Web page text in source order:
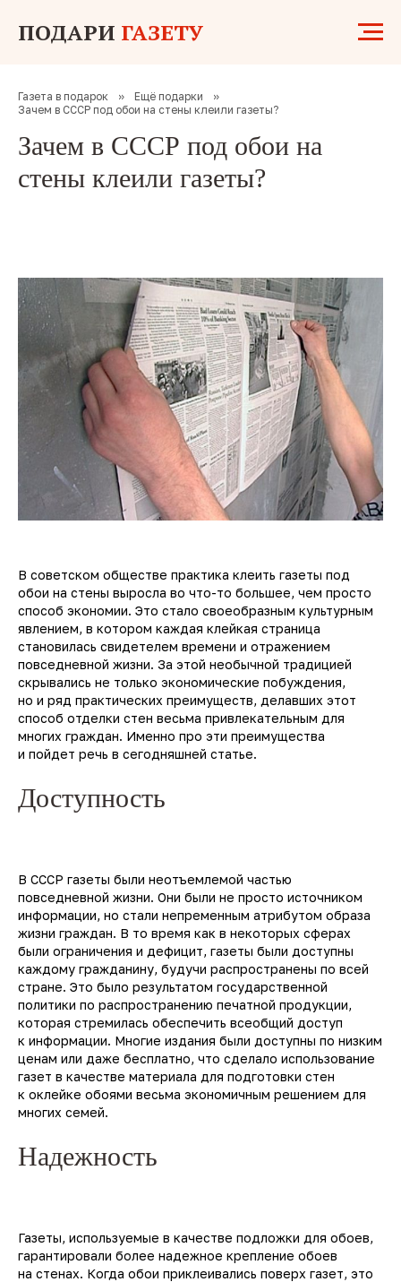
ПОДАРИ ГАЗЕТУ
Газета в подарок » Ещё подарки
»
Зачем в СССР под обои на стены клеили газеты?
Зачем в СССР под обои на
стены клеили газеты?
В советском обществе практика клеить газеты под
обои на стены выросла во что-то большее, чем просто
способ экономии. Это стало своеобразным культурным
явлением, в котором каждая клейкая страница
становилась свидетелем времени и отражением
повседневной жизни. За этой необычной традицией
скрывались не только экономические побуждения,
но и ряд практических преимуществ, делавших этот
способ отделки стен весьма привлекательным для
многих граждан. Именно про эти преимущества
и пойдет речь в сегодняшней статье.
Доступность
В СССР газеты были неотъемлемой частью
повседневной жизни. Они были не просто источником
информации, но стали непременным атрибутом образа
жизни граждан. В то время как в некоторых сферах
были ограничения и дефицит, газеты были доступны
каждому гражданину, будучи распространены по всей
стране. Это было результатом государственной
политики по распространению печатной продукции,
которая стремилась обеспечить всеобщий доступ
к информации. Многие издания были доступны по низким
ценам или даже бесплатно, что сделало использование
газет в качестве материала для подготовки стен
к оклейке обоями весьма экономичным решением для
многих семей.
Надежность
Газеты, используемые в качестве подложки для обоев,
гарантировали более надежное крепление обоев
на стенах. Когда обои приклеивались поверх газет, это